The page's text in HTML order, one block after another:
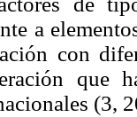
a
con
que
(3,